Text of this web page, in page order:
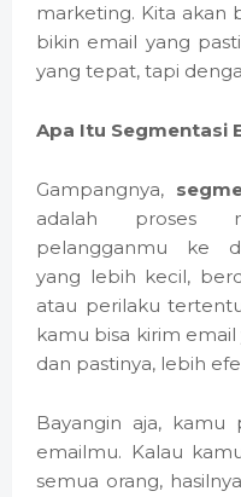
marketing. Kita akan
bikin email yang
yang tepat, tapi
Apa Itu Segmentasi
Gampangnya,
adalah proses
pelangganmu ke
yang lebih kecil,
atau perilaku
kamu bisa kirim
dan pastinya, lebih
Bayangin aja,
emailmu. Kalau
semua orang,